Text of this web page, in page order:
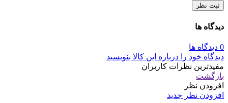
ثبت نظر
دیدگاه ها
0 دیدگاه ها
دیدگاه خود را درباره این کالا بنویسید
مفیدترین نظرات کاربران
بازگشت
افزودن نظر
افزودن نظر جدید